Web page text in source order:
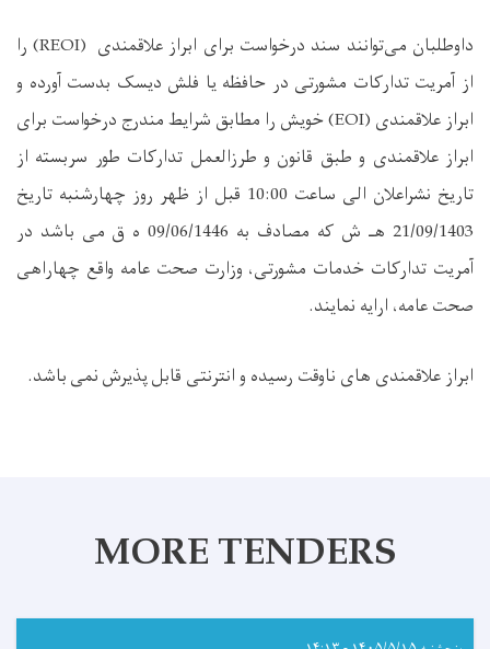
داوطلبان می‌توانند سند درخواست برای ابراز علاقمندی (REOI) را
از آمریت تدارکات مشورتی در حافظه یا فلش دیسک بدست آورده و
ابراز علاقمندی (EOI)خویش را مطابق شرایط مندرج درخواست برای
ابراز علاقمندی و طبق قانون و طرزالعمل تدارکات طور سربسته از
تاریخ نشراعلان الی ساعت 10:00 قبل از ظهر روز چهارشنبه تاریخ
21/09/1403 هـ ش که مصادف به 09/06/1446 ه ق می باشد در
آمریت تدارکات خدمات مشورتی، وزارت صحت عامه واقع چهاراهی
صحت عامه، ارایه نمایند.
ابراز علاقمندی های ناوقت رسیده و انترنتی قابل پذیرش نمی باشد.
MORE TENDERS